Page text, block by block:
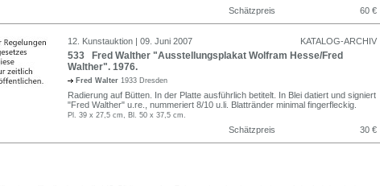
Schätzpreis 60 €
12. Kunstauktion | 09. Juni 2007 KATALOG-ARCHIV
533 Fred Walther "Ausstellungsplakat Wolfram Hesse/Fred
Walther". 1976.
Fred Walter 1933 Dresden
Radierung auf Bütten. In der Platte ausführlich betitelt. In Blei datiert und signiert
"Fred Walther" u.re., nummeriert 8/10 u.li. Blattränder minimal fingerfleckig.
Pl. 39 x 27,5 cm, Bl. 50 x 37,5 cm.
Schätzpreis 30 €